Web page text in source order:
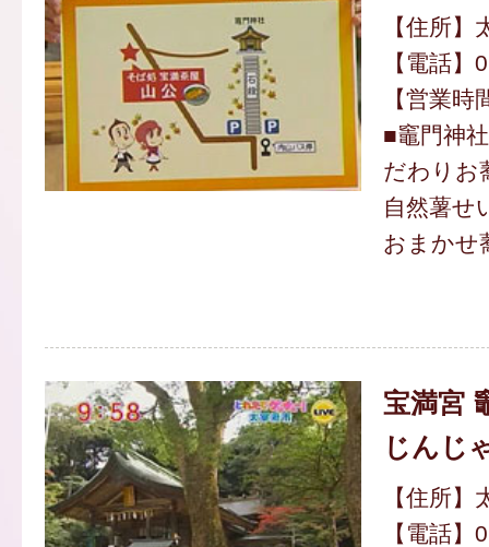
【住所
【電話
【営業
■竈門神
だわりお
自然薯せ
おまかせ
宝満宮
じんじ
【住所
【電話